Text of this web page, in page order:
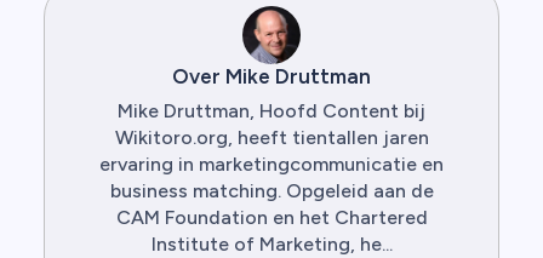
Over Mike Druttman
Mike Druttman, Hoofd Content bij
Wikitoro.org, heeft tientallen jaren
ervaring in marketingcommunicatie en
business matching. Opgeleid aan de
CAM Foundation en het Chartered
Institute of Marketing, he...